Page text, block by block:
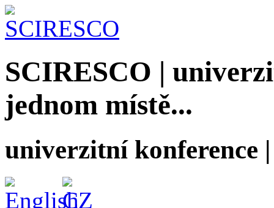
SCIRESCO |
jednom místě...
univerzitní konference